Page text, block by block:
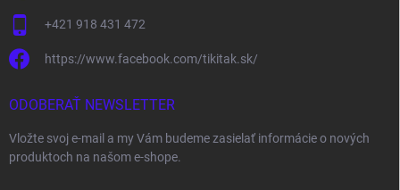
+421 918 431 472
https://www.facebook.com/tikitak.sk/
ODOBERAŤ NEWSLETTER
Vložte svoj e-mail a my Vám budeme zasielať informácie o nových
produktoch na našom e-shope.